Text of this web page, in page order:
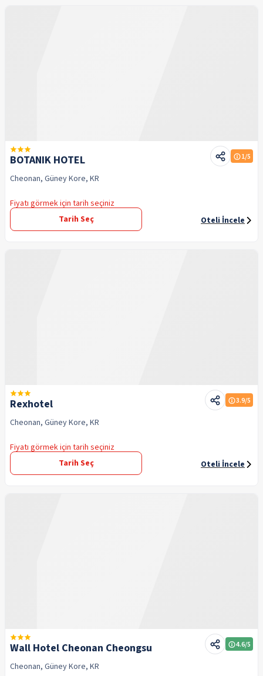
BOTANIK HOTEL 1/5
Cheonan, Güney Kore, KR
Fiyatı görmek için tarih seçiniz
Tarih Seç
Oteli İncele
Rexhotel 3.9/5
Cheonan, Güney Kore, KR
Fiyatı görmek için tarih seçiniz
Tarih Seç
Oteli İncele
Wall Hotel Cheonan Cheongsu 4.6/5
Cheonan, Güney Kore, KR